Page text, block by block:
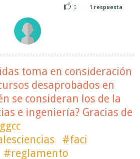
0
1 respuesta
toma en consideración
desaprobados en
se consideran los de la
e ingeniería? Gracias de
#faci
#reglamento